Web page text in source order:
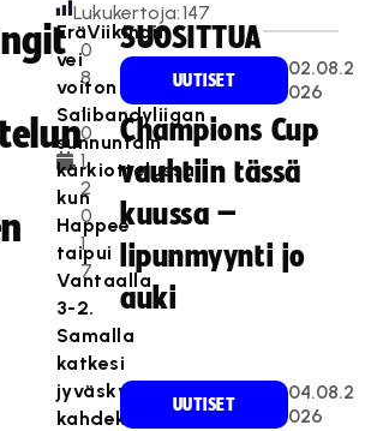
0
8
.
0
1.
2
0
1
7
Lukukertoja:147
EräViikingit
vei
voiton
Salibandyliigan
sunnuntain
kärkiottelussa
kun
Happee
taipui
Vantaalla
3-2.
Samalla
katkesi
jyväskyläläisten
kahdeksan
SUOSITTUA
UUTISET
02.08.2
026
Champions Cup
vauhtiin tässä
kuussa –
lipunmyynti jo
auki
UUTISET
04.08.2
026